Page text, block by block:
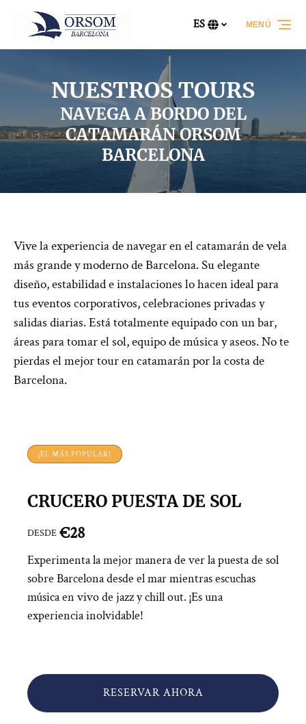
Saltar a la navegación principal
Saltar al contenido
Saltar al pie de página
Selecciona
tu
ES MENÚ
NUESTROS TOURS
NAVEGA A BORDO DEL
CATAMARÁN ORSOM
BARCELONA
Vive la experiencia de navegar en el catamarán de vela
más grande y moderno de Barcelona. Su elegante
diseño, estabilidad e instalaciones lo hacen ideal para
tus eventos corporativos, celebraciones privadas y
salidas diarias. Está totalmente equipado con un bar,
áreas para tomar el sol, equipo de música y aseos. No te
pierdas el mejor tour en catamarán por la costa de
Barcelona.
¡EL MÁS POPULAR!
CRUCERO PUESTA DE SOL
DESDE €28
Experimenta la mejor manera de ver la puesta de sol
sobre Barcelona desde el mar mientras escuchas
música en vivo de jazz y chill out. ¡Es una
experiencia inolvidable!
RESERVAR AHORA